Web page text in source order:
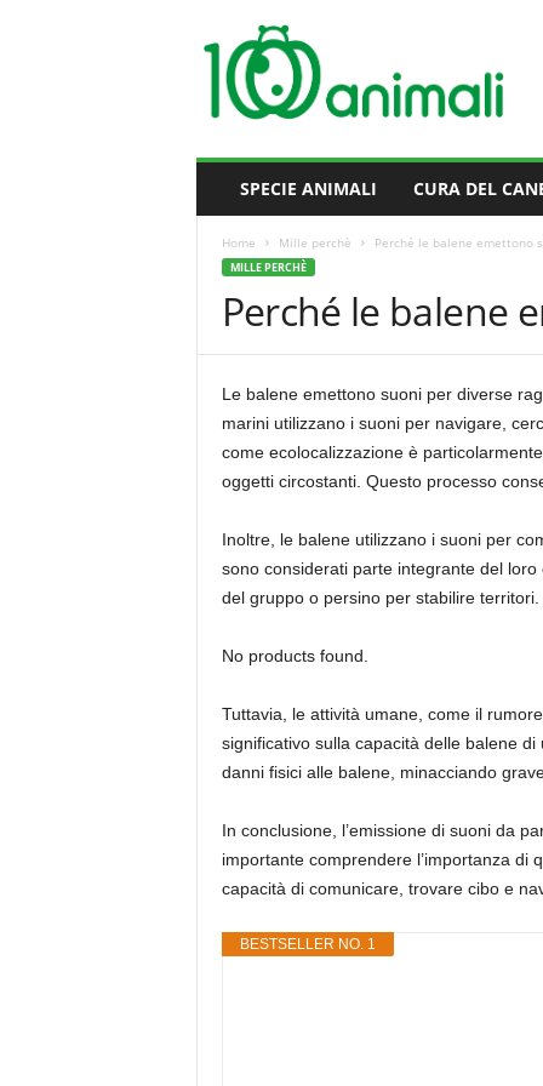
SPECIE ANIMALI CURA DEL
Home Mille perchè Perché le balene emettono
MILLE PERCHÈ
Perché le balene
Le balene emettono suoni per diverse
marini utilizzano i suoni per navigare,
come ecolocalizzazione è
oggetti circostanti. Questo processo
Inoltre, le balene utilizzano i suoni per
sono considerati parte integrante del
del gruppo o persino per stabilire
No products found.
Tuttavia, le attività umane, come il
significativo sulla capacità delle balene
danni fisici alle balene, minacciando
In conclusione, l’emissione di suoni da
importante comprendere l’importanza
capacità di comunicare, trovare cibo e
BESTSELLER NO. 1